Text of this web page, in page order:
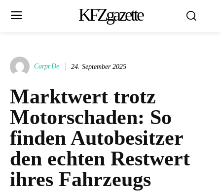
KFZgazette
Carpr.de 24. September 2025
Marktwert trotz
Motorschaden: So
finden Autobesitzer
den echten Restwert
ihres Fahrzeugs